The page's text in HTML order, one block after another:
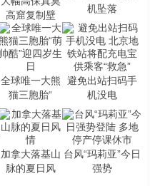
高窟复制壁
机坠落
全球唯一大熊
猫三胞胎“
避免出站扫码手
机没电
加拿大落基山
脉的夏日风
台风“玛莉亚”今日
强势